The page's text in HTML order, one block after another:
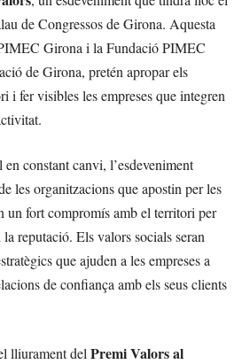
de Congressos de Girona. Aquesta
Girona i la Fundació PIMEC
de Girona, pretén apropar els
i fer visibles les empreses que integren
constant canvi, l’esdeveniment
les organitzacions que apostin per les
un fort compromís amb el territori per
reputació. Els valors socials seran
que ajuden a les empreses a
de confiança amb els seus clients
lliurament del Premi Valors al